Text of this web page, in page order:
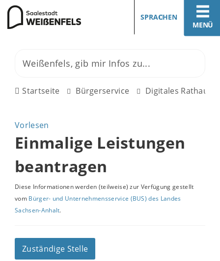
MENÜ
SPRACHEN
Startseite Bürgerservice Digitales Rathaus
Vorlesen
Einmalige Leistungen
beantragen
Diese Informationen werden (teilweise) zur Verfügung gestellt
vom Bürger- und Unternehmensservice (BUS) des Landes
Sachsen-Anhalt.
Zuständige Stelle